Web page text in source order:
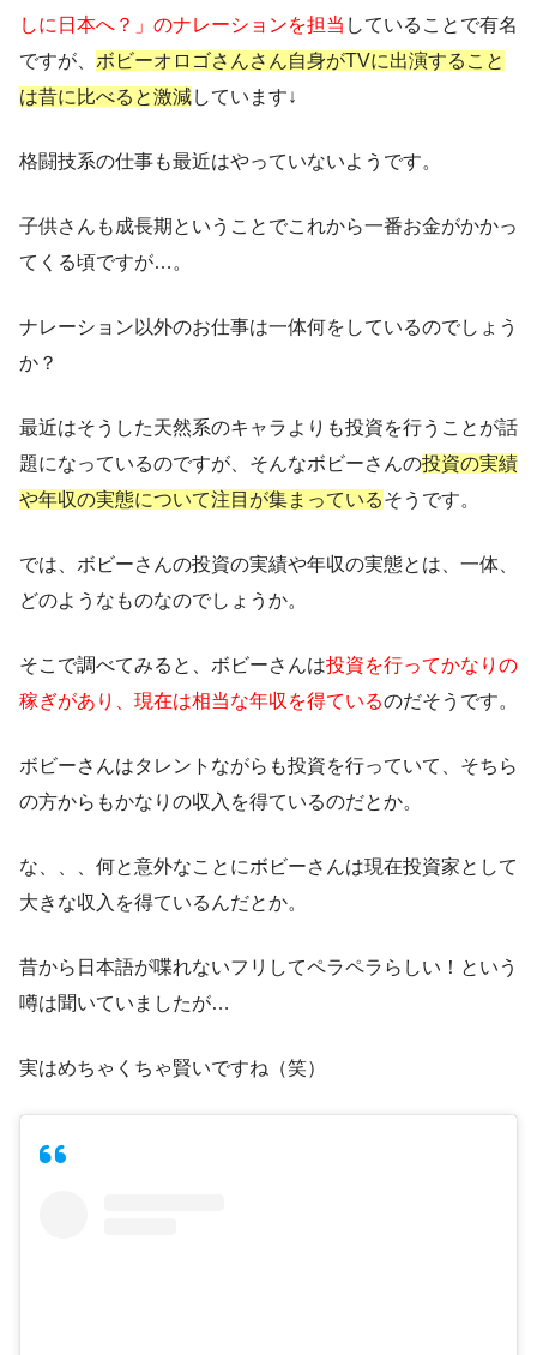
しに日本へ？」のナレーションを担当 していることで有名
ですが、 ボビーオロゴさんさん自身がTVに出演すること
は昔に比べると激減しています↓
格闘技系の仕事も最近はやっていないようです。
子供さんも成長期ということでこれから一番お金がかかっ
てくる頃ですが…。
ナレーション以外のお仕事は一体何をしているのでしょう
か？
最近はそうした天然系のキャラよりも投資を行うことが話
題になっているのですが、そんなボビーさんの投資の実績
や年収の実態について注目が集まっているそうです。
では、ボビーさんの投資の実績や年収の実態とは、一体、
どのようなものなのでしょうか。
そこで調べてみると、ボビーさんは投資を行ってかなりの
稼ぎがあり、現在は相当な年収を得ているのだそうです。
ボビーさんはタレントながらも投資を行っていて、そちら
の方からもかなりの収入を得ているのだとか。
な、、、何と意外なことにボビーさんは現在投資家として
大きな収入を得ているんだとか。
昔から日本語が喋れないフリしてペラペラらしい！という
噂は聞いていましたが…
実はめちゃくちゃ賢いですね（笑）